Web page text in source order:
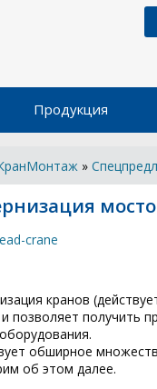
Продукция
»
кранов
позволяет получить
обширное
об этом далее.